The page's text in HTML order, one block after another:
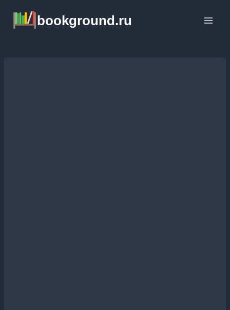
содержимому
bookground.ru